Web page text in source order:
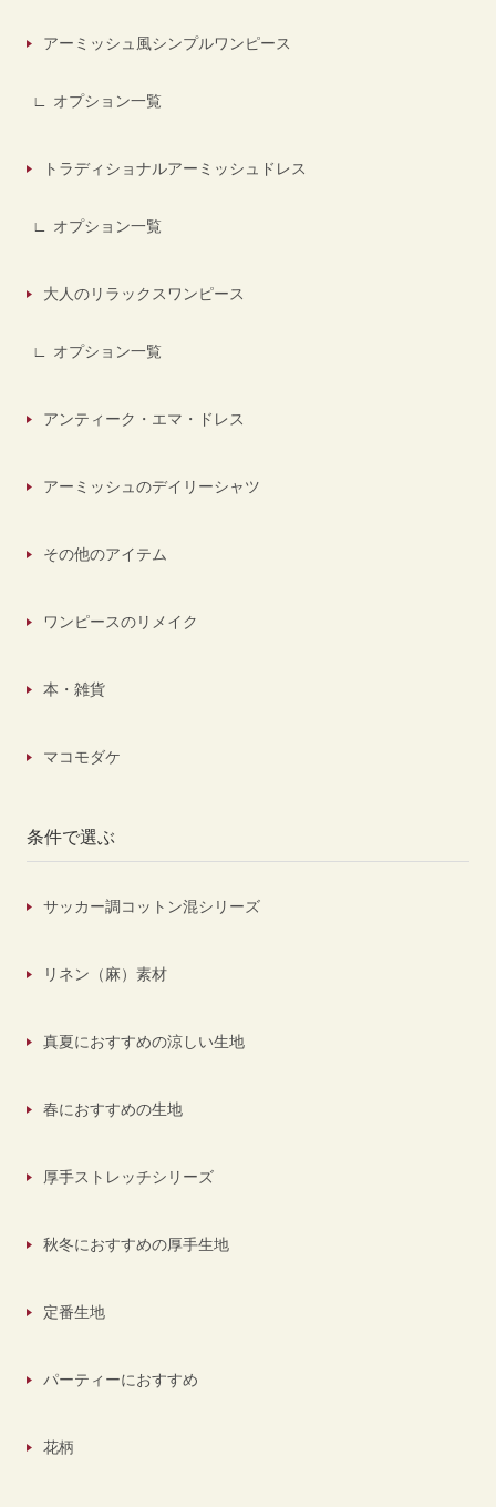
アーミッシュ風シンプルワンピース
オプション一覧
トラディショナルアーミッシュドレス
オプション一覧
大人のリラックスワンピース
オプション一覧
アンティーク・エマ・ドレス
アーミッシュのデイリーシャツ
その他のアイテム
ワンピースのリメイク
本・雑貨
マコモダケ
条件で選ぶ
サッカー調コットン混シリーズ
リネン（麻）素材
真夏におすすめの涼しい生地
春におすすめの生地
厚手ストレッチシリーズ
秋冬におすすめの厚手生地
定番生地
パーティーにおすすめ
花柄